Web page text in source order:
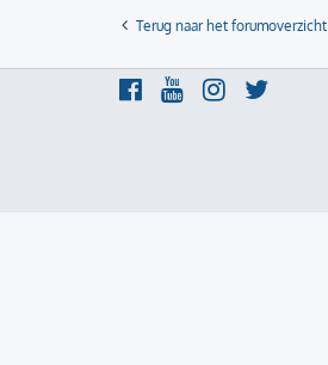
Terug naar het forumoverzicht